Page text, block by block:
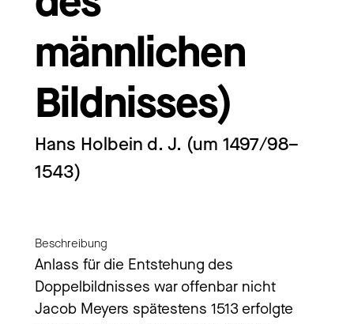
männlichen
Bildnisses)
Hans Holbein d. J. (um 1497/98–
1543)
Beschreibung
Anlass für die Entstehung des
Doppelbildnisses war offenbar nicht
Jacob Meyers spätestens 1513 erfolgte